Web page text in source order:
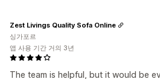
The team is helpful, but it would be
Zest Livings Quality Sofa Online
싱가포르
앱 사용 기간 거의 3년